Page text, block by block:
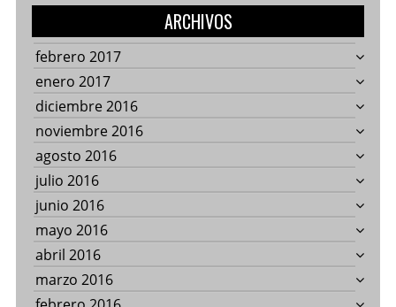
ARCHIVOS
febrero 2017
enero 2017
diciembre 2016
noviembre 2016
agosto 2016
julio 2016
junio 2016
mayo 2016
abril 2016
marzo 2016